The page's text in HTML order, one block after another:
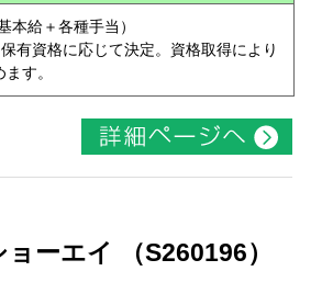
本給＋各種手当）
有資格に応じて決定。資格取得により
す。
ーエイ （S260196）